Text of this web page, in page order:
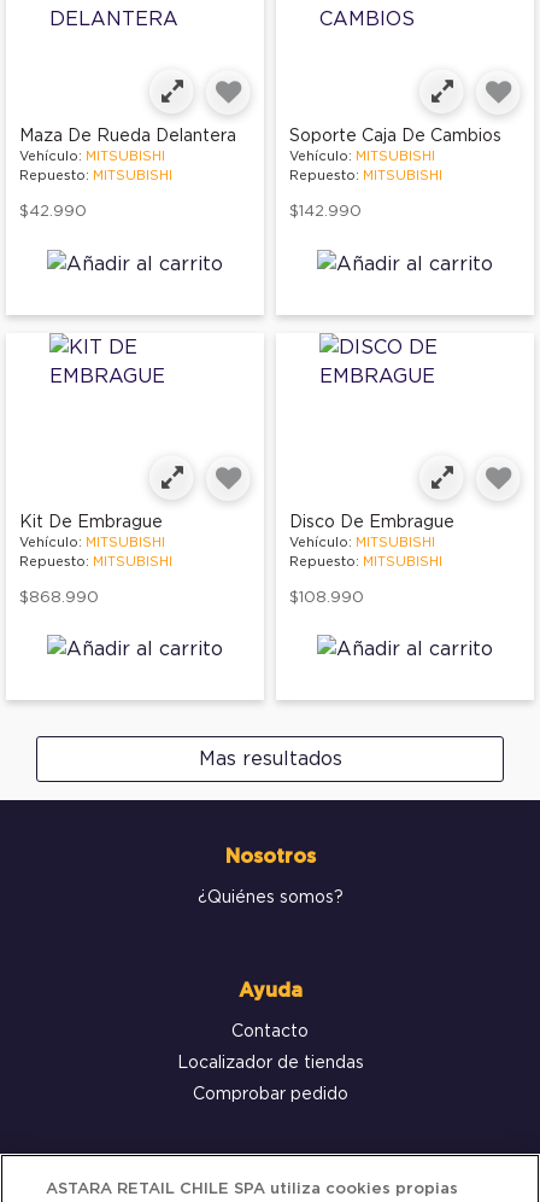
Maza De Rueda Delantera
Vehículo: MITSUBISHI
Repuesto: MITSUBISHI
$42.990
Soporte Caja De Cambios
Vehículo: MITSUBISHI
Repuesto: MITSUBISHI
$142.990
Kit De Embrague
Vehículo: MITSUBISHI
Repuesto: MITSUBISHI
$868.990
Disco De Embrague
Vehículo: MITSUBISHI
Repuesto: MITSUBISHI
$108.990
Mas resultados
Nosotros
¿Quiénes somos?
Ayuda
Contacto
Localizador de tiendas
Comprobar pedido
Servicio al cliente
ASTARA RETAIL CHILE SPA utiliza cookies propias